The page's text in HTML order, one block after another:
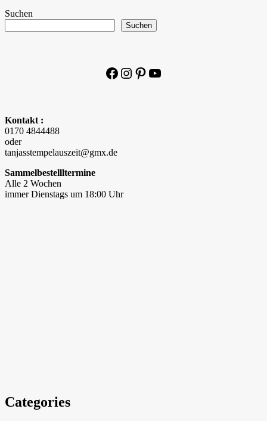
Suchen
Suchen
Facebook
Instagram
Pinterest
YouTube
Kontakt :
0170 4844488
oder
tanjasstempelauszeit@gmx.de
Sammelbestellltermine
Alle 2 Wochen
immer Dienstags um 18:00 Uhr
Categories